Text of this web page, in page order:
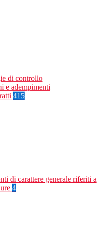
di controllo
e adempimenti
415
di carattere generale riferiti a
4